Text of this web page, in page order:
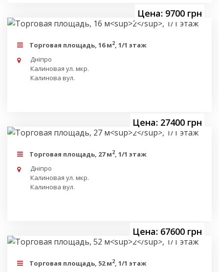
Цена: 9700 грн
Торговая площадь, 16 м2, 1/1 этаж
Дніпро
Калиновая ул. мкр.
Калинова вул.
Цена: 27400 грн
Торговая площадь, 27 м2, 1/1 этаж
Дніпро
Калиновая ул. мкр.
Калинова вул.
Цена: 67600 грн
Торговая площадь, 52 м2, 1/1 этаж